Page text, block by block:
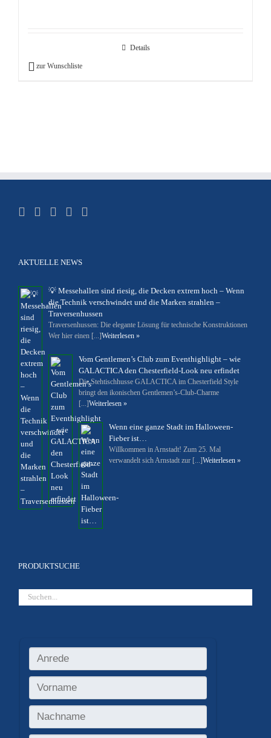
Details
zur Wunschliste
AKTUELLE NEWS
💡 Messehallen sind riesig, die Decken extrem hoch – Wenn
die Technik verschwindet und die Marken strahlen –
Traversenhussen
Traversenhussen: Die elegante Lösung für technische Konstruktionen
Wer hier einen [...]Weiterlesen »
Vom Gentlemen’s Club zum Eventhighlight – wie
GALACTICA den Chesterfield-Look neu erfindet
Die Stehtischhusse GALACTICA im Chesterfield Style
bringt den ikonischen Gentlemen’s-Club-Charme
[...]Weiterlesen »
Wenn eine ganze Stadt im Halloween-
Fieber ist…
Willkommen in Arnstadt! Zum 25. Mal
verwandelt sich Arnstadt zur [...]Weiterlesen »
PRODUKTSUCHE